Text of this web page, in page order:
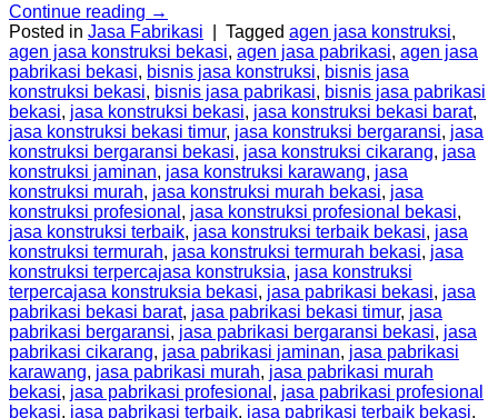
Continue reading →
Posted in Jasa Fabrikasi Tagged agen jasa konstruksi,
agen jasa konstruksi bekasi, agen jasa pabrikasi, agen jasa
pabrikasi bekasi, bisnis jasa konstruksi, bisnis jasa
konstruksi bekasi, bisnis jasa pabrikasi, bisnis jasa pabrikasi
bekasi, jasa konstruksi bekasi, jasa konstruksi bekasi barat,
jasa konstruksi bekasi timur, jasa konstruksi bergaransi, jasa
konstruksi bergaransi bekasi, jasa konstruksi cikarang, jasa
konstruksi jaminan, jasa konstruksi karawang, jasa
konstruksi murah, jasa konstruksi murah bekasi, jasa
konstruksi profesional , jasa konstruksi profesional bekasi,
jasa konstruksi terbaik, jasa konstruksi terbaik bekasi, jasa
konstruksi termurah, jasa konstruksi termurah bekasi, jasa
konstruksi terpercajasa konstruksia, jasa konstruksi
terpercajasa konstruksia bekasi, jasa pabrikasi bekasi, jasa
pabrikasi bekasi barat, jasa pabrikasi bekasi timur, jasa
pabrikasi bergaransi, jasa pabrikasi bergaransi bekasi, jasa
pabrikasi cikarang, jasa pabrikasi jaminan, jasa pabrikasi
karawang, jasa pabrikasi murah, jasa pabrikasi murah
bekasi, jasa pabrikasi profesional , jasa pabrikasi profesional
bekasi, jasa pabrikasi terbaik, jasa pabrikasi terbaik bekasi,